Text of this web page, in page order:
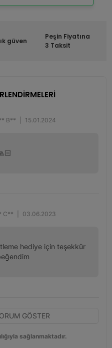
güven
Peşin Fiyatına
3 Taksit
B** 15.01.2024
C** 03.06.2023
hediye için teşekkür
GÖSTER
sağlanmaktadır.